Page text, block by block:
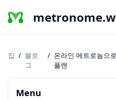
집 / 블로
그
/ 온라인 메트로놈으
플랜
Menu